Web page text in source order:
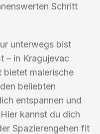
Schritt
unterwegs bist
– in Kragujevac
bietet malerische
beliebten
entspannen und
kannst du dich
Spazierengehen fit